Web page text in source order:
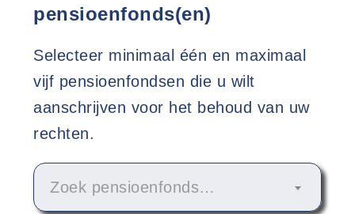
pensioenfonds(en)
Selecteer minimaal één en maximaal
vijf pensioenfondsen die u wilt
aanschrijven voor het behoud van uw
rechten.
Zoek pensioenfonds…